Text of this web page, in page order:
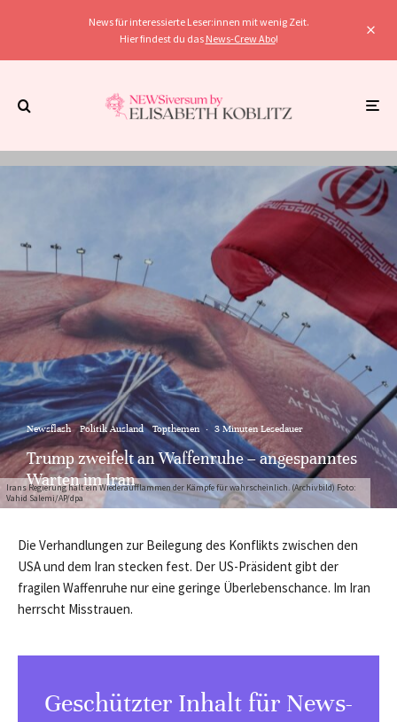
News für interessierte Leser:innen mit wenig Zeit.
Hier findest du das News-Crew Abo!
Irans Regierung hält ein Wiederaufflammen der Kämpfe für wahrscheinlich. (Archivbild) Foto:
Vahid Salemi/AP/dpa
Newsflash Politik Ausland Topthemen · 3 Minuten Lesedauer
Trump zweifelt an Waffenruhe – angespanntes
Warten im Iran
Die Verhandlungen zur Beilegung des Konflikts zwischen den
USA und dem Iran stecken fest. Der US-Präsident gibt der
fragilen Waffenruhe nur eine geringe Überlebenschance. Im Iran
herrscht Misstrauen.
Geschützter Inhalt für News-